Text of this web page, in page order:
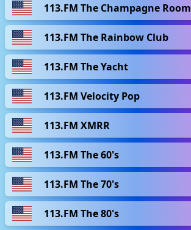
113.FM The Champagne Room
113.FM The Rainbow Club
113.FM The Yacht
113.FM Velocity Pop
113.FM XMRR
113.FM The 60's
113.FM The 70's
113.FM The 80's